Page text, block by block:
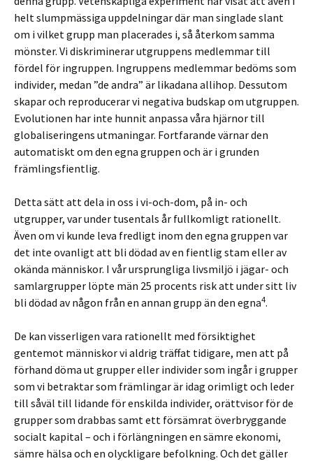
helt slumpmässiga uppdelningar där man singlade slant
om i vilket grupp man placerades i, så återkom samma
mönster. Vi diskriminerar utgruppens medlemmar till
fördel för ingruppen. Ingruppens medlemmar bedöms som
individer, medan ”de andra” är likadana allihop. Dessutom
skapar och reproducerar vi negativa budskap om utgruppen.
Evolutionen har inte hunnit anpassa våra hjärnor till
globaliseringens utmaningar. Fortfarande värnar den
automatiskt om den egna gruppen och är i grunden
främlingsfientlig.
Detta sätt att dela in oss i vi-och-dom, på in- och
utgrupper, var under tusentals år fullkomligt rationellt.
Även om vi kunde leva fredligt inom den egna gruppen var
det inte ovanligt att bli dödad av en fientlig stam eller av
okända människor. I vår ursprungliga livsmiljö i jägar- och
samlargrupper löpte män 25 procents risk att under sitt liv
bli dödad av någon från en annan grupp än den egna4.
De kan visserligen vara rationellt med försiktighet
gentemot människor vi aldrig träffat tidigare, men att på
förhand döma ut grupper eller individer som ingår i grupper
som vi betraktar som främlingar är idag orimligt och leder
till såväl till lidande för enskilda individer, orättvisor för de
grupper som drabbas samt ett försämrat överbryggande
socialt kapital – och i förlängningen en sämre ekonomi,
sämre hälsa och en olyckligare befolkning. Och det gäller